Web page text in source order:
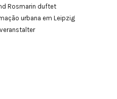
Rosmarin duftet
urbana em Leipzig